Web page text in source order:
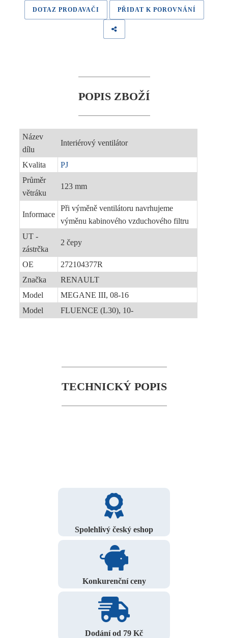
DOTAZ PRODAVAČI PŘIDAT K POROVNÁNÍ
POPIS ZBOŽÍ
Název
dílu
Interiérový ventilátor
Kvalita
PJ
Průměr
větráku
123 mm
Informace
Při výměně ventilátoru navrhujeme
výměnu kabinového vzduchového filtru
UT -
zástrčka
2 čepy
OE
272104377R
Značka
RENAULT
Model
MEGANE III, 08-16
Model
FLUENCE (L30), 10-
TECHNICKÝ POPIS
Spolehlivý český eshop
Konkurenční ceny
Dodání od 79 Kč